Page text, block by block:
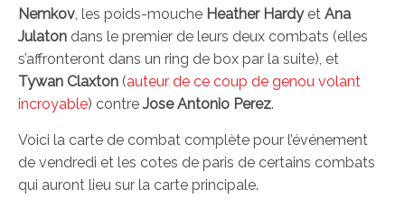
Nemkov , les poids-mouche Heather Hardyet Ana
Julaton dans le premier de leurs deux combats (elles
s’affronteront dans un ring de box par la suite), et
Tywan Claxton (auteur de ce coup de genou volant
incroyable) contre Jose Antonio Perez.
Voici la carte de combat complète pour l’événement
de vendredi et les cotes de paris de certains combats
qui auront lieu sur la carte principale.